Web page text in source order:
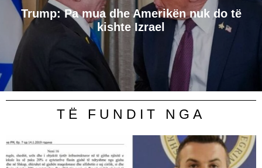
Trump: Pa mua dhe Amerikën nuk do të
kishte Izrael
TË FUNDIT NGA